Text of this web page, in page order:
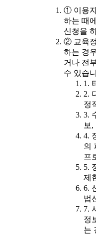
① 이용
하는 때
신청을
② 교육
하는 경
거나 전
수 있습
1.
2.
정
3.
보
4.
의
프
5.
제
6.
법
7.
정
는